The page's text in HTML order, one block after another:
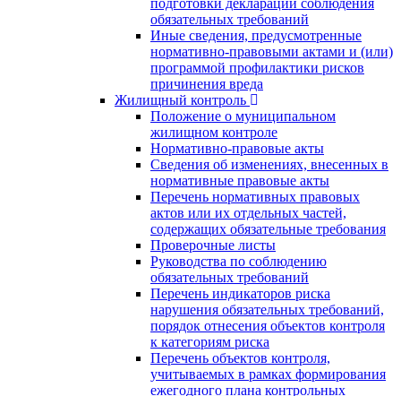
подготовки декларации соблюдения
обязательных требований
Иные сведения, предусмотренные
нормативно-правовыми актами и (или)
программой профилактики рисков
причинения вреда
Жилищный контроль
Положение о муниципальном
жилищном контроле
Нормативно-правовые акты
Сведения об изменениях, внесенных в
нормативные правовые акты
Перечень нормативных правовых
актов или их отдельных частей,
содержащих обязательные требования
Проверочные листы
Руководства по соблюдению
обязательных требований
Перечень индикаторов риска
нарушения обязательных требований,
порядок отнесения объектов контроля
к категориям риска
Перечень объектов контроля,
учитываемых в рамках формирования
ежегодного плана контрольных